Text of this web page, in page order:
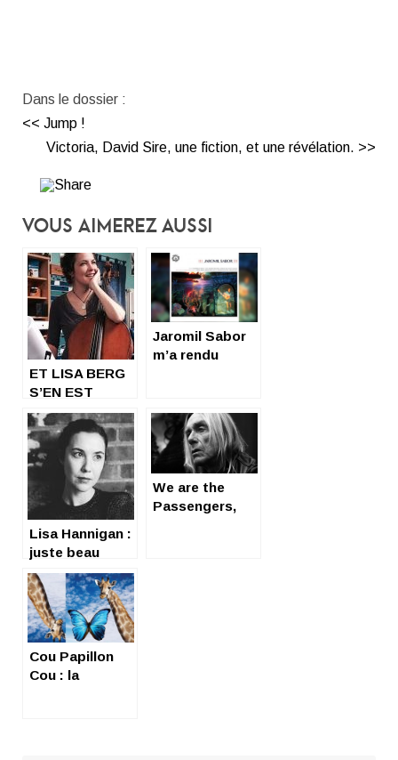
Dans le dossier :
<< Jump !
Victoria, David Sire, une fiction, et une révélation. >>
Vous Aimerez Aussi
ET LISA BERG
S’EN EST
ALLEE EN
HIVER…
Jaromil Sabor
m’a rendu
Lisa Hannigan :
juste beau
We are the
Passengers,
Cou Papillon
Cou : la